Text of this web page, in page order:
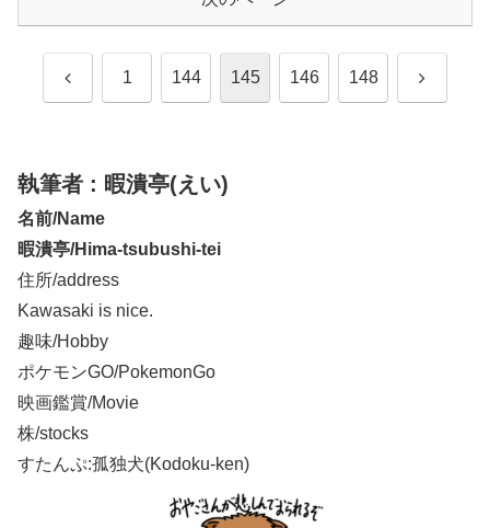
前 1 144 145 146 148 次
執筆者 : 暇潰亭(えい)
名前/Name
暇潰亭/Hima-tsubushi-tei
住所/address
Kawasaki is nice.
趣味/Hobby
ポケモンGO/PokemonGo
映画鑑賞/Movie
株/stocks
すたんぷ:孤独犬(Kodoku-ken)